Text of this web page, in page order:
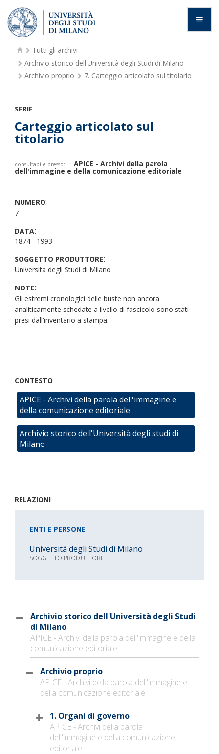
Tutti gli archivi
Archivio storico dell'Università degli Studi di Milano
Archivio proprio
7. Carteggio articolato sul titolario
SERIE
Carteggio articolato sul
titolario
consultabile presso: APICE - Archivi della parola
dell'immagine e della comunicazione editoriale
NUMERO:
7
DATA:
1874 - 1993
SOGGETTO PRODUTTORE:
Università degli Studi di Milano
NOTE:
Gli estremi cronologici delle buste non ancora
analiticamente schedate a livello di fascicolo sono stati
presi dall'inventario a stampa.
CONTESTO
APICE - Archivi della parola dell'immagine e
della comunicazione editoriale
Archivio storico dell'Università degli studi di
Milano
RELAZIONI
ENTI E PERSONE
Università degli Studi di Milano
SOGGETTO PRODUTTORE
Archivio storico dell'Università degli Studi
di Milano
APICE - Archivi della parola dell'immagine e della
comunicazione editoriale
Archivio proprio
APICE - Archivi della parola dell'immagine e
della comunicazione editoriale
1. Organi di governo
APICE - Archivi della parola
dell'immagine e della comunicazione
editoriale